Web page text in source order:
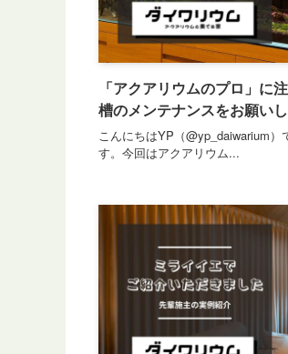
「アクアリウムのプロ」に
槽のメンテナンスをお願い
こんにちはYP（@yp_daiwarium
す。今回はアクアリウム...